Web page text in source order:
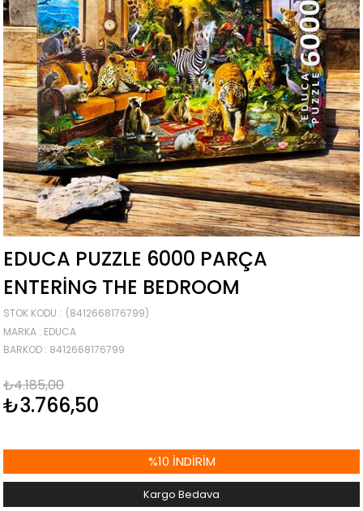
EDUCA PUZZLE 6000 PARÇA
ENTERING THE BEDROOM
STOK KODU
(8412668176799)
MARKA : EDUCA
BARKOD : 8412668176799
₺4.185,00
₺3.766,50
%10 İNDIRIM
Kargo Bedava